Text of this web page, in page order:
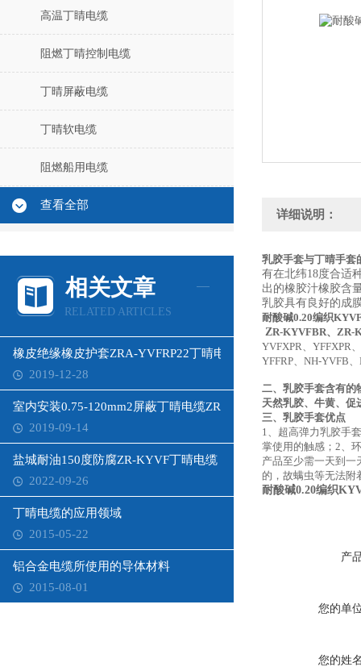
高温丁睛电缆
阻燃丁晴控制电缆
丁晴屏蔽电缆
丁晴软电缆
阻燃船用电缆
查看全部
相关文章
RELATED ARTICLES
橡皮绝缘橡皮护套ZRA-YVFRP22丁晴电缆
2019-12-28
室内安装0.75-120mm2屏蔽丁晴电缆ZR-KYFFPB
2019-09-14
盐城耐油150度防腐ZR-KYVF丁晴电缆
2022-09-26
丁晴电缆的应用领域
2015-05-22
铝合金电缆所使用的导体材料
2015-08-01
详细说明：
乳胶手套与丁晴手套
有在北纬18度合适
出的橡胶汁橡胶含
乳胶具有良好的成
耐酸碱0.20编织
ZR-KYVFBR、ZR-
YVFXPR、YFFXPR
YFFRP、NH-YVFB
二、乳胶手套含有的
天然乳胶、牛黄、促
三、乳胶手套优点
1、超高弹力乳胶手
掌使用的触感；2、
产品至少需一天到一
的，故螨虫等无法
耐酸碱0.20编织
产
您的单
您的姓